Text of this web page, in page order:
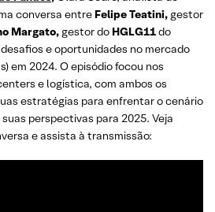
conversa entre Felipe Teatini, gestor
Margato, gestor do HGLG11do
e oportunidades no mercado
em 2024. O episódio focou nos
e logística, com ambos os
estratégias para enfrentar o cenário
perspectivas para 2025. Veja
e assista à transmissão: